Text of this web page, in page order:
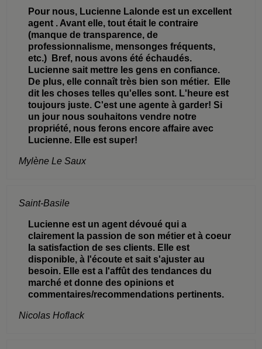
Pour nous, Lucienne Lalonde est un excellent
agent . Avant elle, tout était le contraire
(manque de transparence, de
professionnalisme, mensonges fréquents,
etc.) Bref, nous avons été échaudés.
Lucienne sait mettre les gens en confiance.
De plus, elle connaît très bien son métier. Elle
dit les choses telles qu'elles sont. L'heure est
toujours juste. C'est une agente à garder! Si
un jour nous souhaitons vendre notre
propriété, nous ferons encore affaire avec
Lucienne. Elle est super!
Mylène Le Saux
Saint-Basile
Lucienne est un agent dévoué qui a
clairement la passion de son métier et à coeur
la satisfaction de ses clients. Elle est
disponible, à l'écoute et sait s'ajuster au
besoin. Elle est a l'affût des tendances du
marché et donne des opinions et
commentaires/recommendations pertinents.
Nicolas Hoflack